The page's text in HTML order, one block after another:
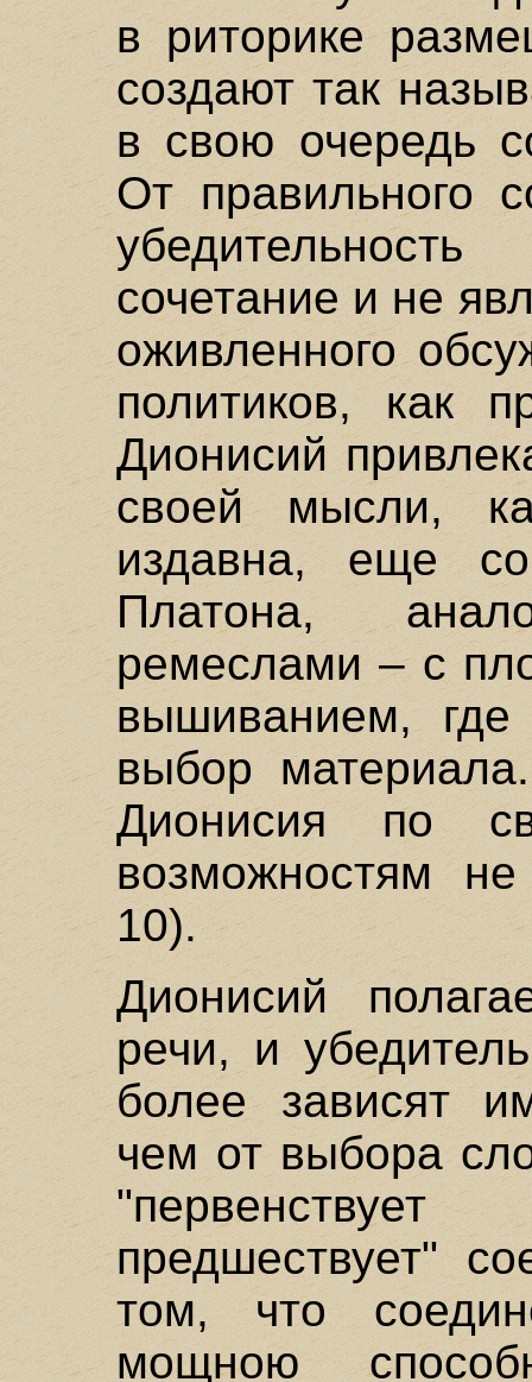
в риторике
создают так
в свою очередь
От правильного
сочетание и не
оживленного
политиков, как
Дионисий
своей мысли,
издавна, еще
Платона,
ремеслами – с
вышиванием,
выбор
Дионисия по
возможностям
10).
Дионисий
речи, и
более зависят
чем от выбора
предшествует"
том, что
мощною